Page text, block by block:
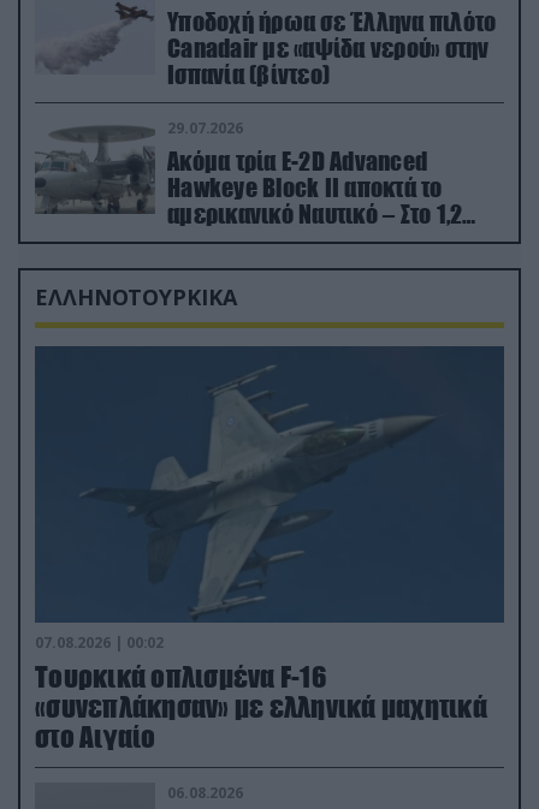
Υποδοχή ήρωα σε Έλληνα πιλότο
Canadair με «αψίδα νερού» στην
Ισπανία (βίντεο)
29.07.2026
Ακόμα τρία E-2D Advanced
Hawkeye Block II αποκτά το
αμερικανικό Ναυτικό – Στο 1,2
δισ.δολάρια το κόστος
ΕΛΛΗΝΟΤΟΥΡΚΙΚΑ
07.08.2026 | 00:02
Τουρκικά οπλισμένα F-16
«συνεπλάκησαν» με ελληνικά μαχητικά
στο Αιγαίο
06.08.2026